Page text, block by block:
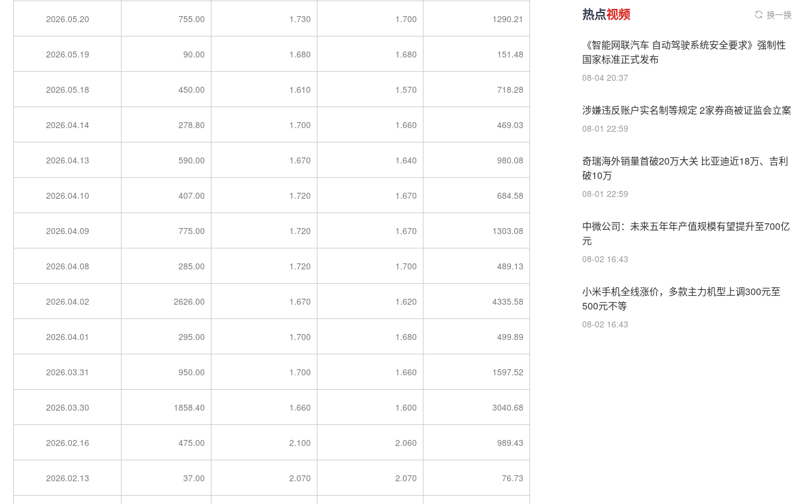
2026.05.20 755.00 1.730 1.700 1290.21
2026.05.19 90.00 1.680 1.680 151.48
2026.05.18 450.00 1.610 1.570 718.28
2026.04.14 278.80 1.700 1.660 469.03
2026.04.13 590.00 1.670 1.640 980.08
2026.04.10 407.00 1.720 1.670 684.58
2026.04.09 775.00 1.720 1.670 1303.08
2026.04.08 285.00 1.720 1.700 489.13
2026.04.02 2626.00 1.670 1.620 4335.58
2026.04.01 295.00 1.700 1.680 499.89
2026.03.31 950.00 1.700 1.660 1597.52
2026.03.30 1858.40 1.660 1.600 3040.68
2026.02.16 475.00 2.100 2.060 989.43
2026.02.13 37.00 2.070 2.070 76.73
热点视频 换一换
《智能网联汽车 自动驾驶系统安全要求》强制性
国家标准正式发布
08-04 20:37
涉嫌违反账户实名制等规定 2家券商被证监会立案
08-01 22:59
奇瑞海外销量首破20万大关 比亚迪近18万、吉利
破10万
08-01 22:59
中微公司：未来五年年产值规模有望提升至700亿
元
08-02 16:43
小米手机全线涨价，多款主力机型上调300元至
500元不等
08-02 16:43